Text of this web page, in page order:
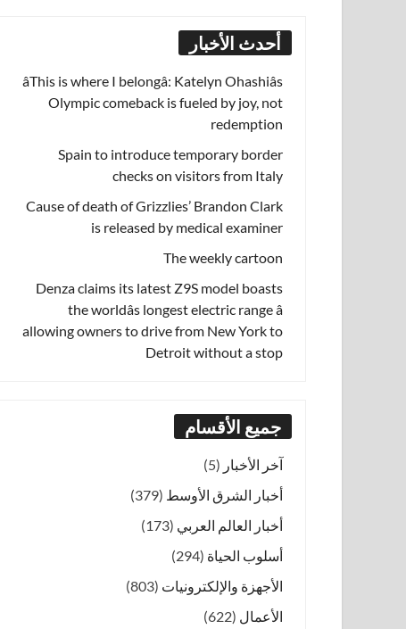
أحدث الأخبار
âThis is where I belongâ: Katelyn Ohashiâs
Olympic comeback is fueled by joy, not
redemption
Spain to introduce temporary border
checks on visitors from Italy
Cause of death of Grizzlies’ Brandon Clark
is released by medical examiner
The weekly cartoon
Denza claims its latest Z9S model boasts
the worldâs longest electric range â
allowing owners to drive from New York to
Detroit without a stop
جميع الأقسام
آخر الأخبار (5)
أخبار الشرق الأوسط (379)
أخبار العالم العربي (173)
أسلوب الحياة (294)
الأجهزة والإلكترونيات (803)
الأعمال (622)